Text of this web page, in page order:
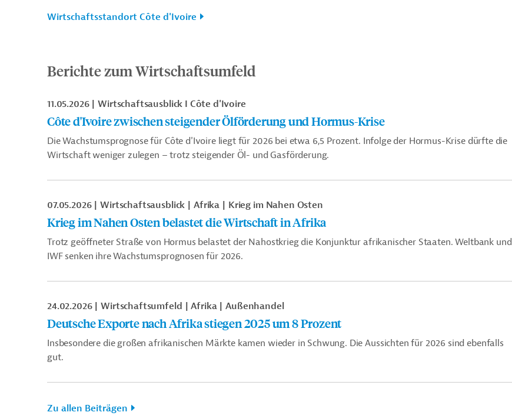
Wirtschaftsstandort Côte d'Ivoire
Berichte zum Wirtschaftsumfeld
11.05.2026 Wirtschaftsausblick I Côte d'Ivoire
Côte d'Ivoire zwischen steigender Ölförderung und Hormus-Krise
Die Wachstumsprognose für Côte d'Ivoire liegt für 2026 bei etwa 6,5 Prozent. Infolge der Hormus-Krise dürfte die
Wirtschaft weniger zulegen – trotz steigender Öl- und Gasförderung.
07.05.2026 Wirtschaftsausblick Afrika Krieg im Nahen Osten
Krieg im Nahen Osten belastet die Wirtschaft in Afrika
Trotz geöffneter Straße von Hormus belastet der Nahostkrieg die Konjunktur afrikanischer Staaten. Weltbank und
IWF senken ihre Wachstumsprognosen für 2026.
24.02.2026 Wirtschaftsumfeld Afrika Außenhandel
Deutsche Exporte nach Afrika stiegen 2025 um 8 Prozent
Insbesondere die großen afrikanischen Märkte kamen wieder in Schwung. Die Aussichten für 2026 sind ebenfalls
gut.
Zu allen Beiträgen